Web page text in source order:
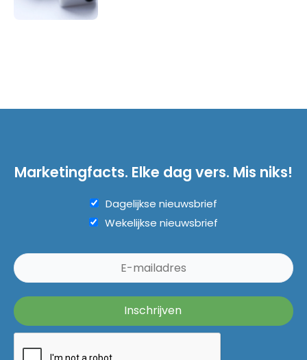
Marketingfacts. Elke dag vers. Mis niks!
Dagelijkse nieuwsbrief
Wekelijkse nieuwsbrief